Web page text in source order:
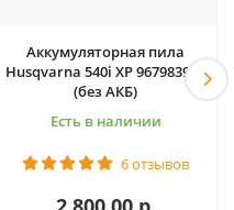
Аккумуляторная пила
Husqvarna 540i XP 967983916
(без АКБ)
Есть в наличии
6 отзывов